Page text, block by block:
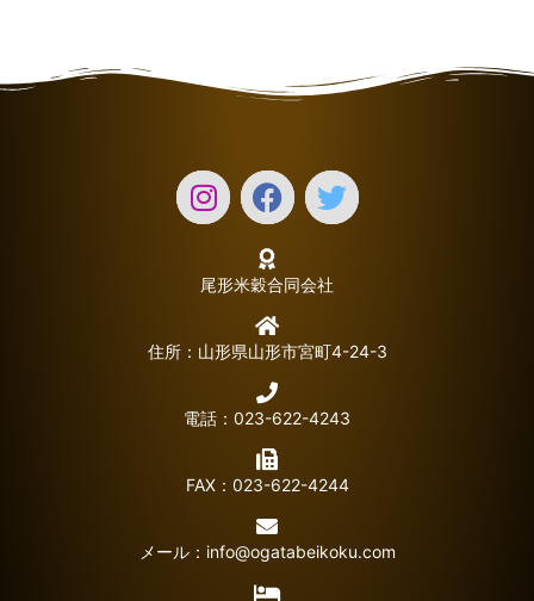
尾形米穀合同会社
住所：山形県山形市宮町4-24-3
電話：023-622-4243
FAX：023-622-4244
メール： info@ogatabeikoku.com